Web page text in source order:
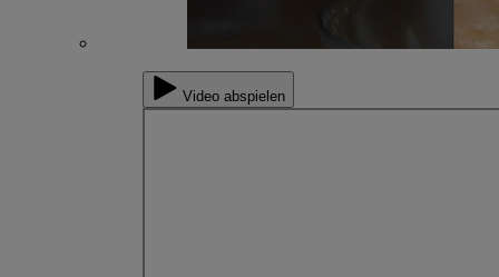
Video abspielen